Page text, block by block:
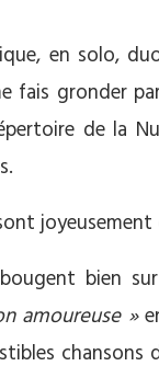
en solo,
fais gronder
de la
bien
amoureuse »
chansons